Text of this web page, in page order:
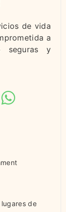
de vida
a
seguras y
de